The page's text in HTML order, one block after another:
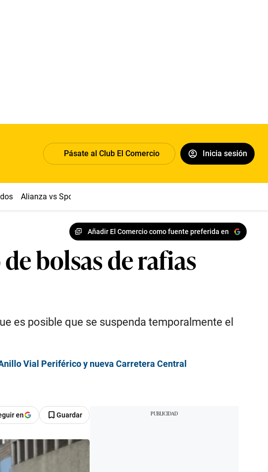
Pásate al Club El Comercio Inicia sesión
Alianza vs Sport Boys
Añadir El Comercio como fuente preferida en
bolsas de rafias
es posible que se suspenda temporalmente el
Vial Periférico y nueva Carretera Central
en Guardar